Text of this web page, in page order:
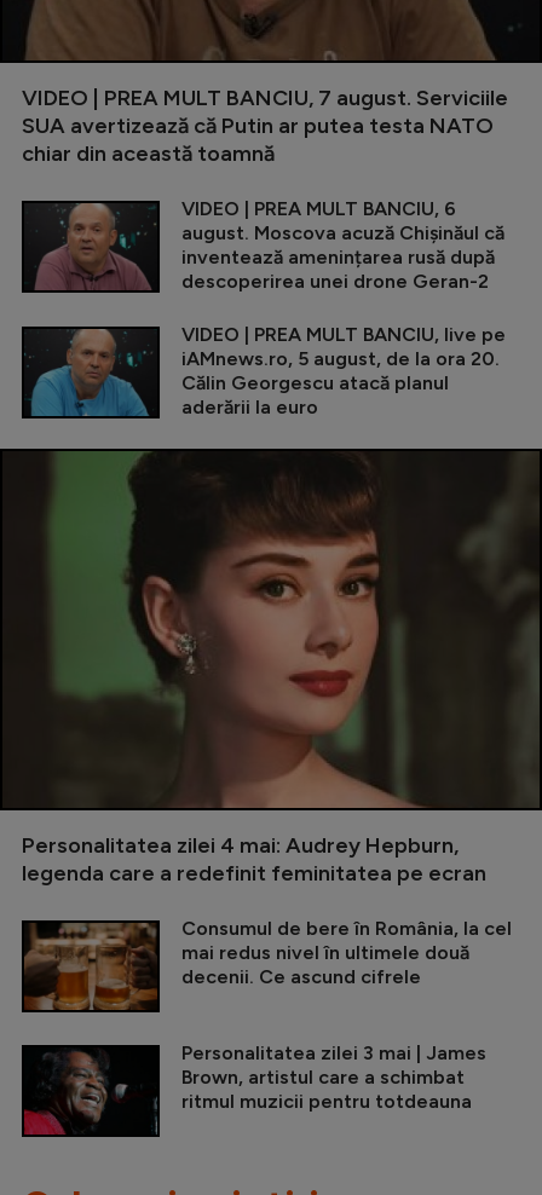
VIDEO | PREA MULT BANCIU, 7 august. Serviciile
SUA avertizează că Putin ar putea testa NATO
chiar din această toamnă
VIDEO | PREA MULT BANCIU, 6
august. Moscova acuză Chișinăul că
inventează amenințarea rusă după
descoperirea unei drone Geran-2
VIDEO | PREA MULT BANCIU, live pe
iAMnews.ro, 5 august, de la ora 20.
Călin Georgescu atacă planul
aderării la euro
Personalitatea zilei 4 mai: Audrey Hepburn,
legenda care a redefinit feminitatea pe ecran
Consumul de bere în România, la cel
mai redus nivel în ultimele două
decenii. Ce ascund cifrele
Personalitatea zilei 3 mai | James
Brown, artistul care a schimbat
ritmul muzicii pentru totdeauna